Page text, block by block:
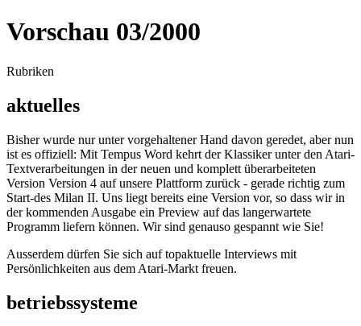
Vorschau 03/2000
Rubriken
aktuelles
Bisher wurde nur unter vorgehaltener Hand davon geredet, aber nun
ist es offiziell: Mit Tempus Word kehrt der Klassiker unter den Atari-
Textverarbeitungen in der neuen und komplett überarbeiteten
Version Version 4 auf unsere Plattform zurück - gerade richtig zum
Start-des Milan II. Uns liegt bereits eine Version vor, so dass wir in
der kommenden Ausgabe ein Preview auf das langerwartete
Programm liefern können. Wir sind genauso gespannt wie Sie!
Ausserdem dürfen Sie sich auf topaktuelle Interviews mit
Persönlichkeiten aus dem Atari-Markt freuen.
betriebssysteme